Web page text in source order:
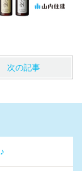
次の記事